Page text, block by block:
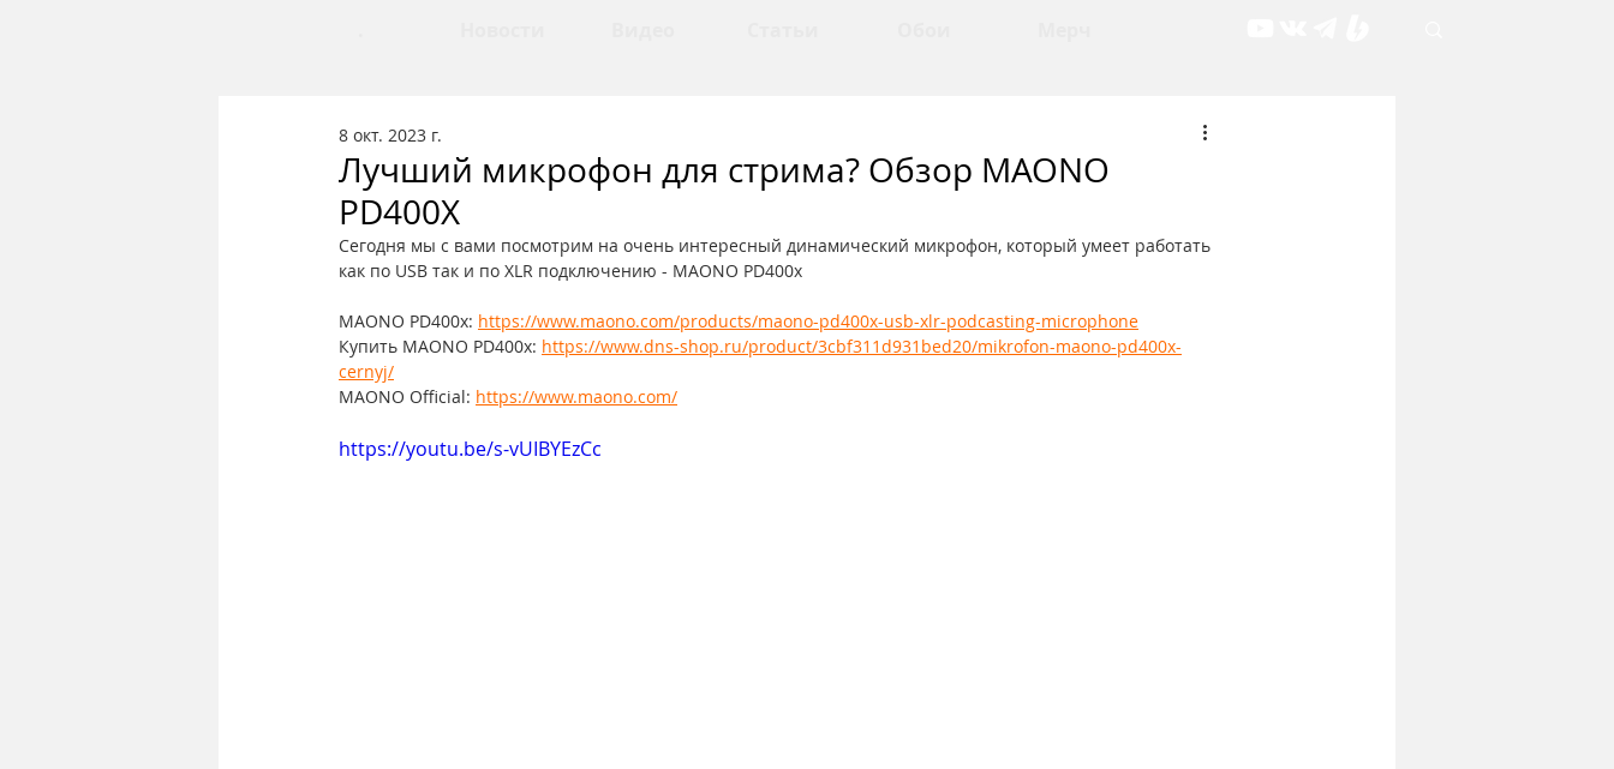
Лучший микрофон для стрима? Обзор MAONO
PD400X
8 окт. 2023 г.
Сегодня мы с вами посмотрим на очень интересный динамический микрофон, который умеет работать
как по USB так и по XLR подключению - MAONO PD400x
MAONO PD400x: https://www.maono.com/products/maono-pd400x-usb-xlr-podcasting-microphone
Купить MAONO PD400x: https://www.dns-shop.ru/product/3cbf311d931bed20/mikrofon-maono-pd400x-
cernyj/
MAONO Official: https://www.maono.com/
https://youtu.be/s-vUIBYEzCc